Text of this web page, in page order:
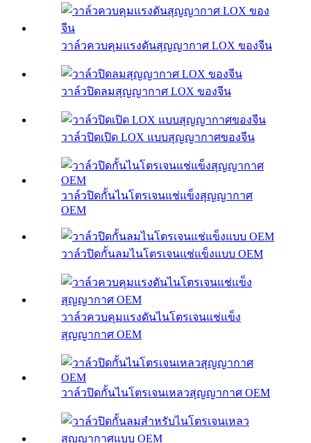
วาล์วควบคุมแรงดันสุญญากาศ LOX ของจีน
วาล์วปิดลมสุญญากาศ LOX ของจีน
วาล์วปิดเปิด LOX แบบสุญญากาศของจีน
วาล์วปิดกั้นไนโตรเจนแช่แข็งสุญญากาศ
OEM
วาล์วปิดกั้นลมไนโตรเจนแช่แข็งแบบ OEM
วาล์วควบคุมแรงดันไนโตรเจนแช่แข็ง
สุญญากาศ OEM
วาล์วปิดกั้นไนโตรเจนเหลวสุญญากาศ OEM